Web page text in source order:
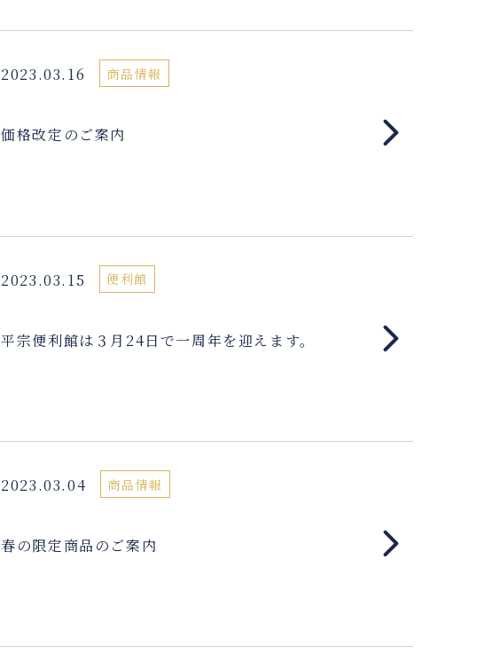
2023.03.16 商品情報
価格改定のご案内
2023.03.15 便利館
平宗便利館は３月24日で一周年を迎えます。
2023.03.04 商品情報
春の限定商品のご案内